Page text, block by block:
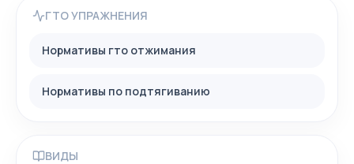
ГТО УПРАЖНЕНИЯ
Нормативы гто отжимания
Нормативы по подтягиванию
ВИДЫ